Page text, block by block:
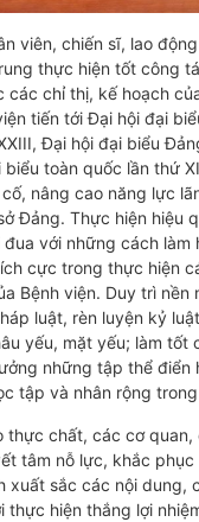
viên, chiến sĩ, lao
thực hiện tốt công
các chỉ thị, kế hoạch
tiến tới Đại hội đại
Đại hội đại biểu
toàn quốc lần thứ
nâng cao năng lực
Đảng. Thực hiện hiệu
với những cách làm
cực trong thực hiện
Bệnh viện. Duy trì nền
luật, rèn luyện kỷ
yếu, mặt yếu; làm tốt
những tập thể điển
tập và nhân rộng
thực chất, các cơ
tâm nỗ lực, khắc phục
xuất sắc các nội dung,
thực hiện thắng lợi